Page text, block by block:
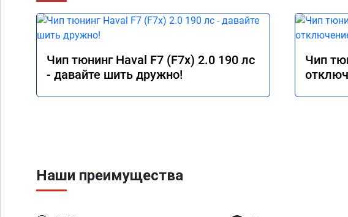
Чип тюнинг Haval F7 (F7x) 2.0 190 лс
- давайте шить дружно!
Чип
Наши преимущества